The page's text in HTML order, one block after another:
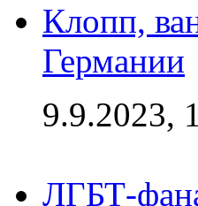
Клопп,
Германии
9.9.2023,
ЛГБТ-